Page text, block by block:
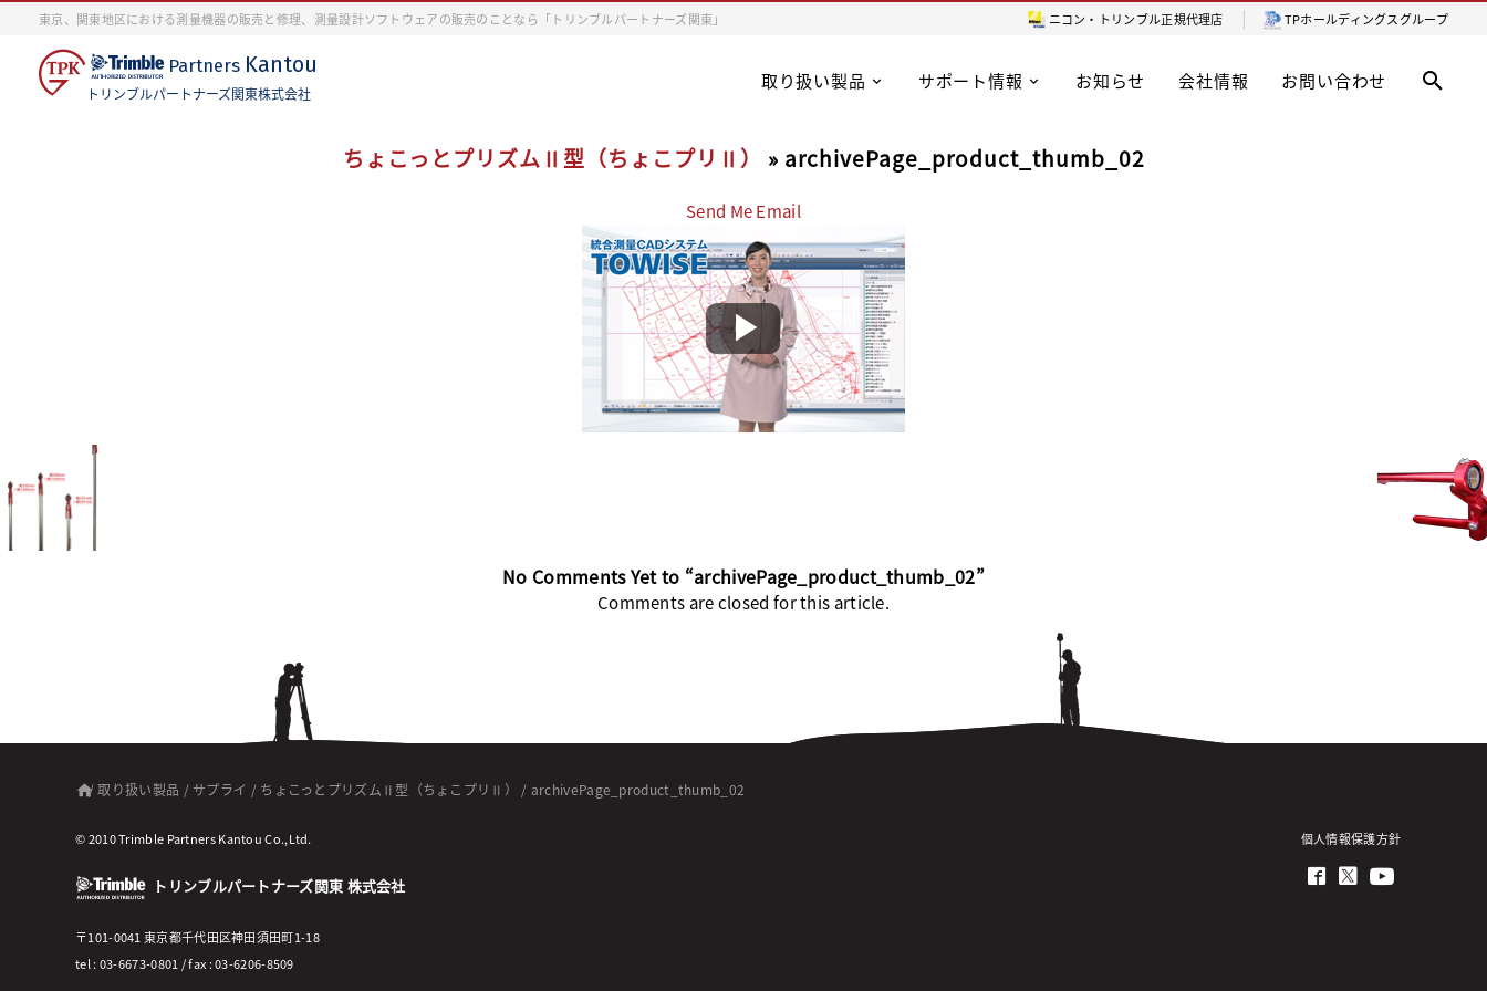
東京、関東地区における測量機器の販売と修理、測量設計ソフトウェアの販売のことなら「トリンブルパートナーズ関東」 ニコン・トリンブル正規代理店 TPホールディングスグループ
Partners Kantou
トリンブルパートナーズ関東株式会社
取り扱い製品 サポート情報 お知らせ 会社情報 お問い合わせ
ちょこっとプリズムⅡ型（ちょこプリⅡ） » archivePage_product_thumb_02
Send Me Email
No Comments Yet to “archivePage_product_thumb_02”
Comments are closed for this article.
/取り扱い製品 /サプライ / ちょこっとプリズムⅡ型（ちょこプリⅡ） / archivePage_product_thumb_02
© 2010 Trimble Partners Kantou Co.,Ltd.
トリンブルパートナーズ関東 株式会社
〒101-0041 東京都千代田区神田須田町1-18
tel : 03-6673-0801 / fax : 03-6206-8509
個人情報保護方針